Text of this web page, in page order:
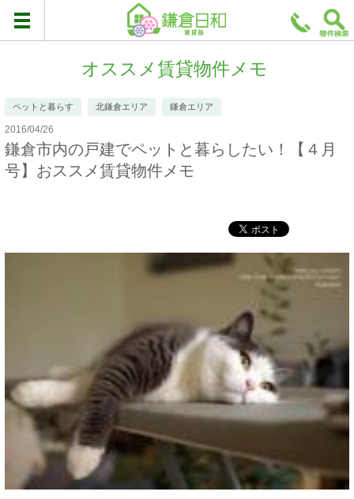
オススメ賃貸物件メモ
ペットと暮らす 北鎌倉エリア 鎌倉エリア
2016/04/26
鎌倉市内の戸建でペットと暮らしたい！【４月
号】おススメ賃貸物件メモ